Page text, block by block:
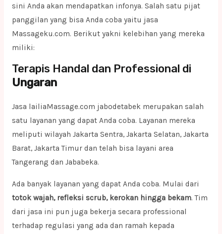
sini Anda akan mendapatkan infonya. Salah satu pijat
panggilan yang bisa Anda coba yaitu jasa
Massageku.com. Berikut yakni kelebihan yang mereka
miliki:
Terapis Handal dan Professional di
Ungaran
Jasa lailiaMassage.com jabodetabek merupakan salah
satu layanan yang dapat Anda coba. Layanan mereka
meliputi wilayah Jakarta Sentra, Jakarta Selatan, Jakarta
Barat, Jakarta Timur dan telah bisa layani area
Tangerang dan Jababeka.
Ada banyak layanan yang dapat Anda coba. Mulai dari
totok wajah, refleksi scrub, kerokan hingga bekam. Tim
dari jasa ini pun juga bekerja secara professional
terhadap regulasi yang ada dan ramah kepada